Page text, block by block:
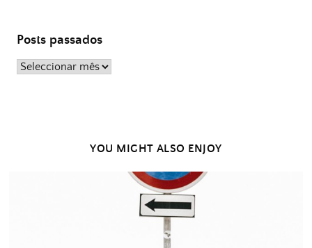
Posts passados
Posts
YOU MIGHT ALSO ENJOY